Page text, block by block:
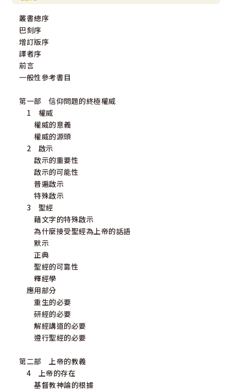
叢書總序
巴刻序
增訂版序
譯者序
前言
一般性參考書目
第一部 信仰問題的終極權威
1 權威
權威的意義
權威的源頭
2 啟示
啟示的重要性
啟示的可能性
普遍啟示
特殊啟示
3 聖經
藉文字的特殊啟示
為什麼接受聖經為上帝的話語
默示
正典
聖經的可靠性
釋經學
應用部分
重生的必要
研經的必要
解經講道的必要
遵行聖經的必要
第二部 上帝的教義
4 上帝的存在
基督教神論的根據